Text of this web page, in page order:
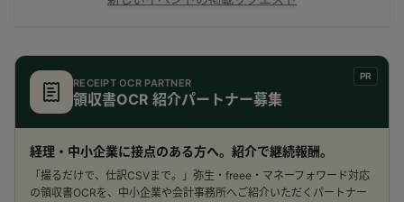
PR
RECEIPT OCR PARTNER
領収書OCR 紹介パートナー募集
経理・中小企業に接点のある方へ。紹介で継続報酬。
「撮るだけで、仕訳CSVまで。」弥生・freee・マネーフォワード対応
の領収書OCRを、中小企業や会計事務所へご紹介いただくパートナー